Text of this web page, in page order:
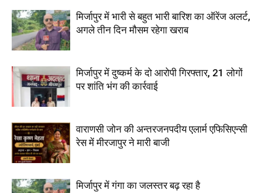
मिर्जापुर में भारी से बहुत भारी बारिश का ऑरेंज अलर्ट,
अगले तीन दिन मौसम रहेगा खराब
मिर्जापुर में दुष्कर्म के दो आरोपी गिरफ्तार, 21 लोगों
पर शांति भंग की कार्रवाई
वाराणसी जोन की अन्तरजनपदीय एलार्म एफिसिएन्सी
रेस में मीरजापुर ने मारी बाजी
मिर्जापुर में गंगा का जलस्तर बढ़ रहा है